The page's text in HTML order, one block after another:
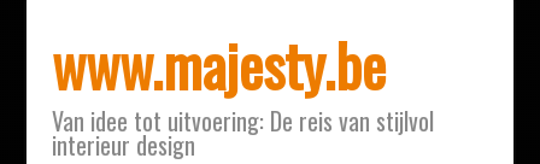
www.majesty.be
Van idee tot uitvoering: De reis van stijlvol
interieur design